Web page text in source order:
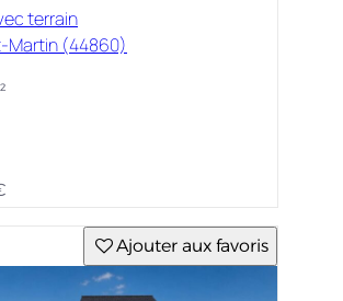
terrain
Martin (44860)
Ajouter aux favoris